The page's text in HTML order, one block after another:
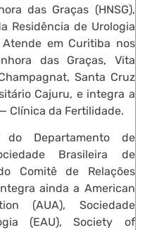
das Graças (HNSG),
Residência de Urologia
em Curitiba nos
das Graças, Vita
Santa Cruz
Cajuru, e integra a
Clínica da Fertilidade.
do Departamento de
Brasileira de
Comitê de Relações
ainda a American
(AUA), Sociedade
(EAU), Society of